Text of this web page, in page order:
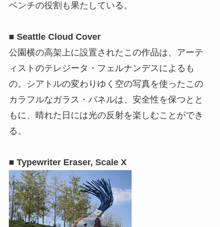
ベンチの役割も果たしている。
■ Seattle Cloud Cover
公園横の高架上に設置されたこの作品は、アーテ
ィストのテレジータ・フェルナンデスによるも
の。シアトルの変わりゆく空の写真を使ったこの
カラフルなガラス・パネルは、安全性を保つとと
もに、晴れた日には光の反射を楽しむことができ
る。
■ Typewriter Eraser, Scale X